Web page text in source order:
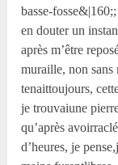
basse-
en douter un
après m’être
muraille, non sans
tenaittoujours,
je trouvaiune
qu’après
d’heures, je